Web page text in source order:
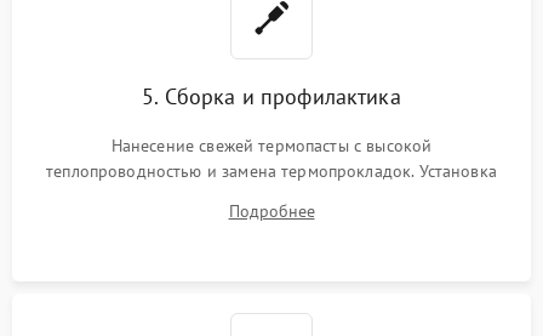
5. Сборка и профилактика
Нанесение свежей термопасты с высокой
теплопроводностью и замена термопрокладок. Установка
шлейфов, модулей памяти и накопителей. Предварительная
Подробнее